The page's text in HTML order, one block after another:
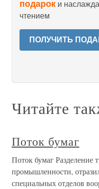
подарок и
чтением
ПОЛУЧИТЬ
Читайте
Поток бумаг
Поток бумаг Разделение
промышленности,
специальных отделов